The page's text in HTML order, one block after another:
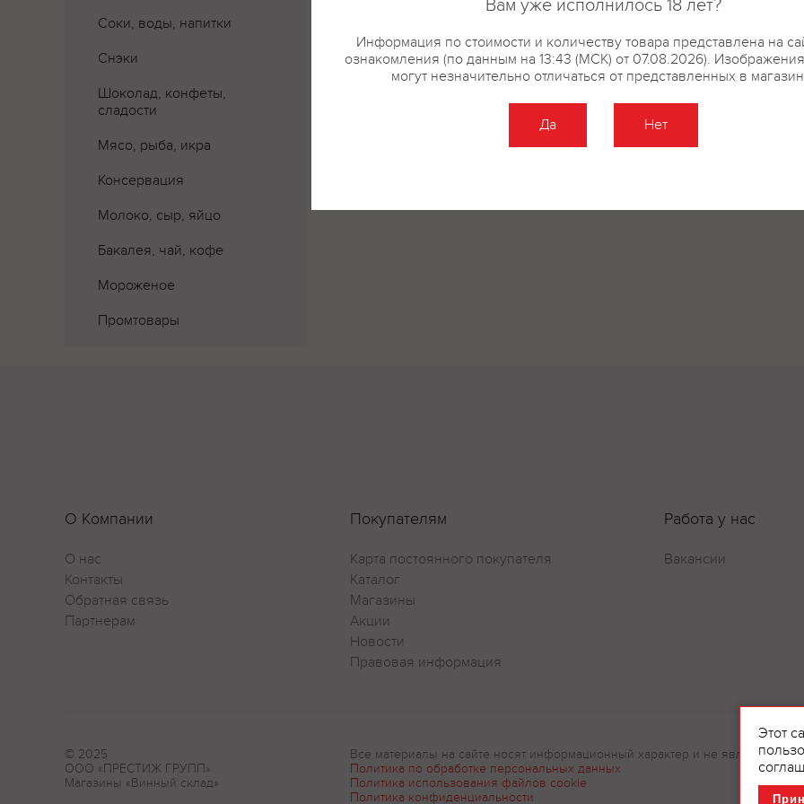
Соки, воды, напитки
Снэки
Шоколад, конфеты,
сладости
Мясо, рыба, икра
Консервация
Молоко, сыр, яйцо
Бакалея, чай, кофе
Мороженое
Промтовары
О Компании
О нас
Контакты
Обратная связь
Партнерам
Покупателям
Карта постоянного покупателя
Каталог
Магазины
Акции
Новости
Правовая информация
Работа у нас
Вакансии
© 2025
ООО «ПРЕСТИЖ ГРУПП»
Магазины «Винный склад»
Все материалы на сайте носят информационный характер и не являются
Политика по обработке персональных данных
Политика использования файлов cookie
Политика конфиденциальности
Этот
Вам уже исполнилось 18 лет?
Информация по стоимости и количеству товара представлена на
ознакомления (по данным на 13:43 (МСК) от 07.08.2026).
могут незначительно отличаться от представленных в
Да Нет